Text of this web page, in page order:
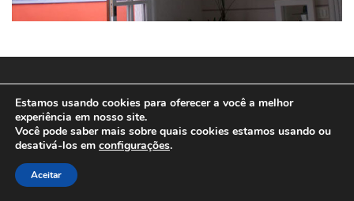
Estamos usando cookies para oferecer a você a melhor
experiência em nosso site.
Você pode saber mais sobre quais cookies estamos usando ou
desativá-los em configurações.
Aceitar